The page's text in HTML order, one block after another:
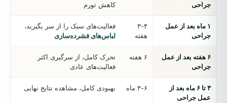
جراحی
کاهش تورم
۱ ماه بعد از عمل
جراحی
۳-۴
هفته
فعالیت‌های سبک را از سر بگیرید،
لباس‌های فشرده‌سازی
۶ هفته بعد از عمل
جراحی
۶ هفته
تحرک کامل، از سرگیری اکثر
فعالیت‌های عادی
۳ تا ۶ ماه بعد از
عمل جراحی
۳-۶ ماه بهبودی کامل، مشاهده نتایج نهایی